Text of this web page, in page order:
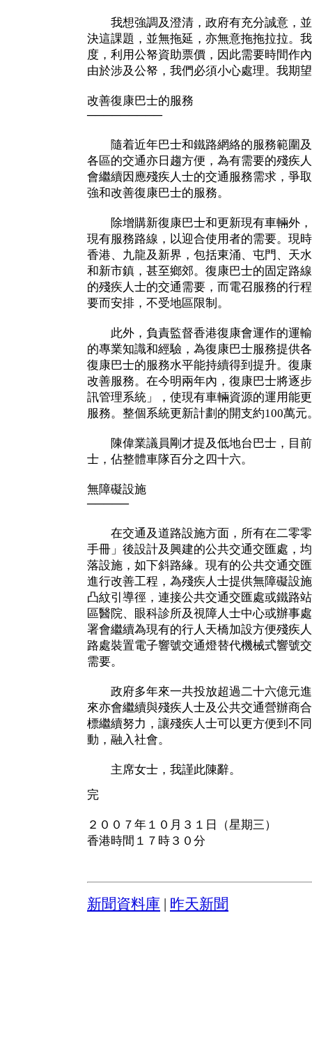
我想強調及澄清，政府有充分誠意，並
決這課題，並無拖延，亦無意拖拖拉拉。
度，利用公帑資助票價，因此需要時間作
由於涉及公帑，我們必須小心處理。我期
改善復康巴士的服務
─────────
隨着近年巴士和鐵路網絡的服務範圍及
各區的交通亦日趨方便，為有需要的殘疾
會繼續因應殘疾人士的交通服務需求，爭
強和改善復康巴士的服務。
除增購新復康巴士和更新現有車輛外，
現有服務路線，以迎合使用者的需要。現
香港、九龍及新界，包括東涌、屯門、天
和新市鎮，甚至鄉郊。復康巴士的固定路
的殘疾人士的交通需要，而電召服務的行
要而安排，不受地區限制。
此外，負責監督香港復康會運作的運輸
的專業知識和經驗，為復康巴士服務提供
復康巴士的服務水平能持續得到提升。復
改善服務。在今明兩年內，復康巴士將逐
訊管理系統」，使現有車輛資源的運用能
服務。整個系統更新計劃的開支約100萬元
陳偉業議員剛才提及低地台巴士，目前
士，佔整體車隊百分之四十六。
無障礙設施
─────
在交通及道路設施方面，所有在二零零
手冊」後設計及興建的公共交通交匯處，
落設施，如下斜路緣。現有的公共交通交
進行改善工程，為殘疾人士提供無障礙設
凸紋引導徑，連接公共交通交匯處或鐵路
區醫院、眼科診所及視障人士中心或辦事
署會繼續為現有的行人天橋加設方便殘疾
路處裝置電子響號交通燈替代機械式響號
需要。
政府多年來一共投放超過二十六億元進
來亦會繼續與殘疾人士及公共交通營辦商
標繼續努力，讓殘疾人士可以更方便到不
動，融入社會。
主席女士，我謹此陳辭。
完
２００７年１０月３１日（星期三）
香港時間１７時３０分
新聞資料庫 昨天新聞